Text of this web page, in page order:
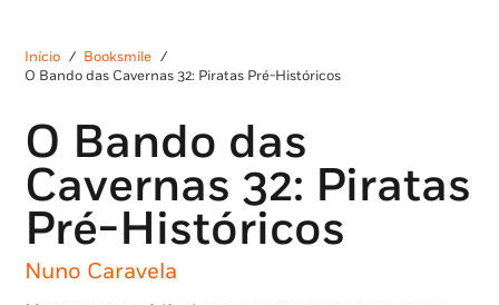
Início / Booksmile /
O Bando das Cavernas 32: Piratas Pré-Históricos
O Bando das
Cavernas 32: Piratas
Pré-Históricos
Nuno Caravela